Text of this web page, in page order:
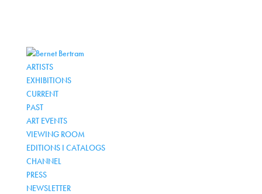
ARTISTS
EXHIBITIONS
CURRENT
PAST
ART EVENTS
VIEWING ROOM
EDITIONS I CATALOGS
CHANNEL
PRESS
NEWSLETTER